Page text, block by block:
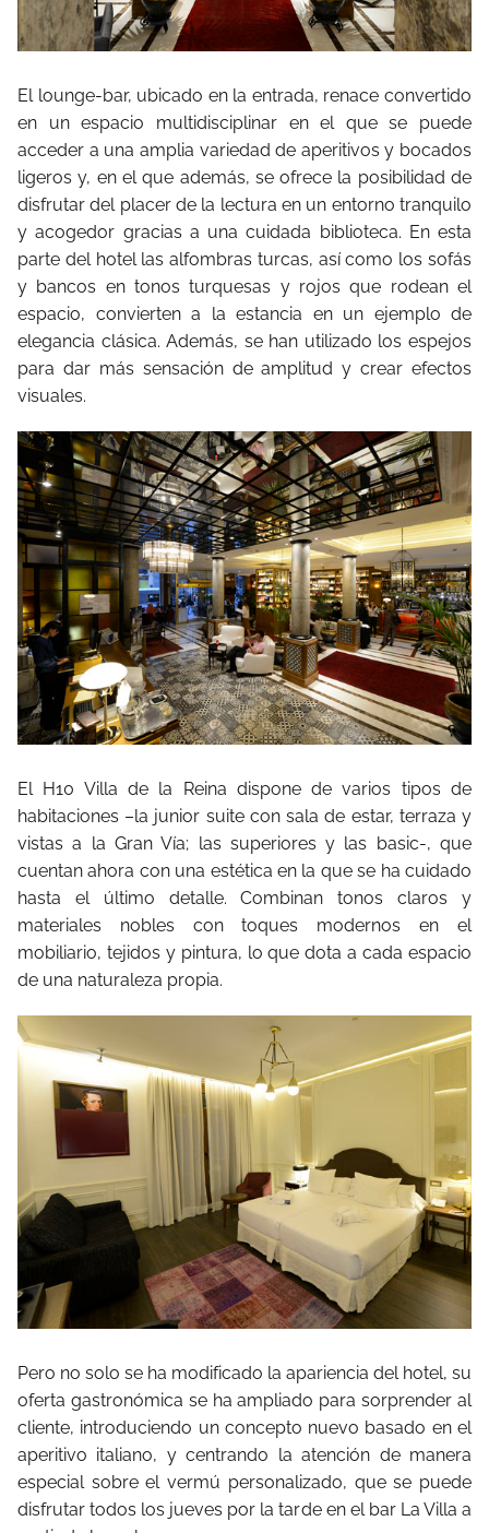
El lounge-bar, ubicado en la entrada, renace convertido
en un espacio multidisciplinar en el que se puede
acceder a una amplia variedad de aperitivos y bocados
ligeros y, en el que además, se ofrece la posibilidad de
disfrutar del placer de la lectura en un entorno tranquilo
y acogedor gracias a una cuidada biblioteca. En esta
parte del hotel las alfombras turcas, así como los sofás
y bancos en tonos turquesas y rojos que rodean el
espacio, convierten a la estancia en un ejemplo de
elegancia clásica. Además, se han utilizado los espejos
para dar más sensación de amplitud y crear efectos
visuales.
El H10 Villa de la Reina dispone de varios tipos de
habitaciones –la junior suite con sala de estar, terraza y
vistas a la Gran Vía; las superiores y las basic-, que
cuentan ahora con una estética en la que se ha cuidado
hasta el último detalle. Combinan tonos claros y
materiales nobles con toques modernos en el
mobiliario, tejidos y pintura, lo que dota a cada espacio
de una naturaleza propia.
Pero no solo se ha modificado la apariencia del hotel, su
oferta gastronómica se ha ampliado para sorprender al
cliente, introduciendo un concepto nuevo basado en el
aperitivo italiano, y centrando la atención de manera
especial sobre el vermú personalizado, que se puede
disfrutar todos los jueves por la tarde en el bar La Villa a